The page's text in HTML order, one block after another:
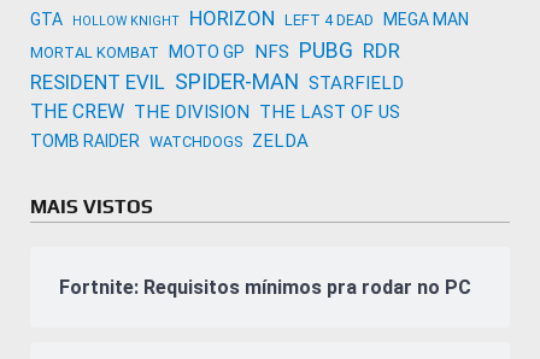
GTA HOLLOW KNIGHT HORIZON LEFT 4 DEAD MEGA MAN
MORTAL KOMBAT MOTO GP NFS PUBG RDR
RESIDENT EVIL SPIDER-MAN STARFIELD
THE CREW THE DIVISION THE LAST OF US
TOMB RAIDER WATCHDOGS ZELDA
MAIS VISTOS
Fortnite: Requisitos mínimos pra rodar no PC